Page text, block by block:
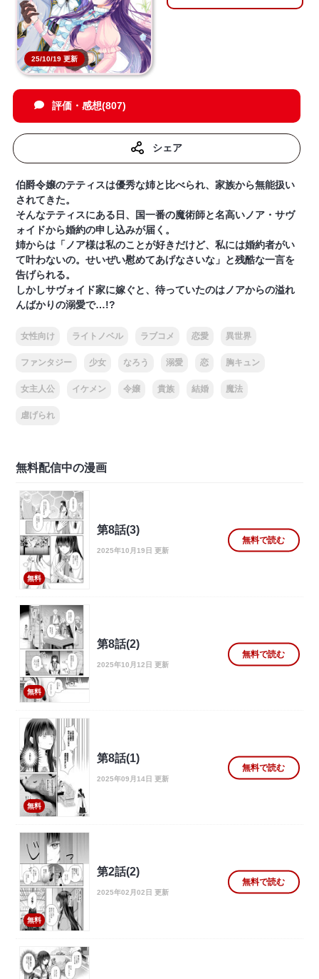
25/10/19 更新
評価・感想(807)
シェア
伯爵令嬢のテティスは優秀な姉と比べられ、家族から無能扱い
されてきた。
そんなテティスにある日、国一番の魔術師と名高いノア・サヴ
ォイドから婚約の申し込みが届く。
姉からは「ノア様は私のことが好きだけど、私には婚約者がい
て叶わないの。せいぜい慰めてあげなさいな」と残酷な一言を
告げられる。
しかしサヴォイド家に嫁ぐと、待っていたのはノアからの溢れ
んばかりの溺愛で…!?
女性向け ライトノベル ラブコメ 恋愛 異世界
ファンタジー 少女 なろう 溺愛 恋 胸キュン
女主人公 イケメン 令嬢 貴族 結婚 魔法
虐げられ
無料配信中の漫画
無料
第8話(3)
2025年10月19日 更新
無料で読む
無料
第8話(2)
2025年10月12日 更新
無料で読む
無料
第8話(1)
2025年09月14日 更新
無料で読む
無料
第2話(2)
2025年02月02日 更新
無料で読む